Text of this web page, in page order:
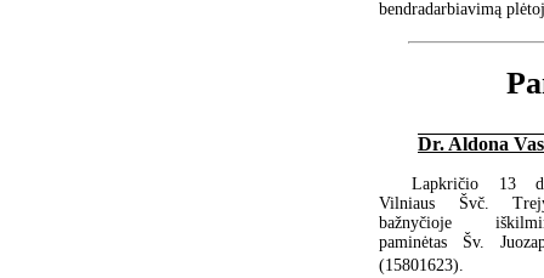
bendradarbiavimą
Dr. Aldona
Lapkričio 13
Vilniaus Švč.
bažnyčioje
paminėtas Šv.
(15801623).